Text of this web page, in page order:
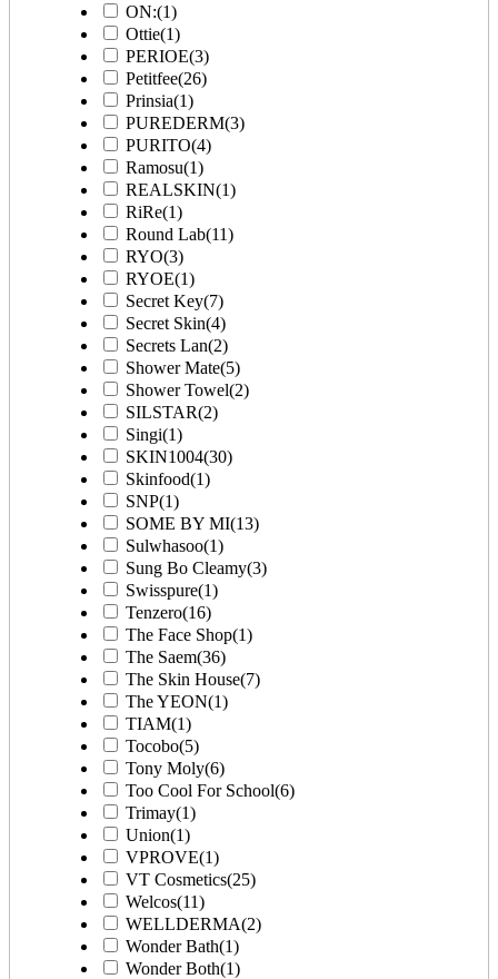
ON:(1)
Ottie(1)
PERIOE(3)
Petitfee(26)
Prinsia(1)
PUREDERM(3)
PURITO(4)
Ramosu(1)
REALSKIN(1)
RiRe(1)
Round Lab(11)
RYO(3)
RYOE(1)
Secret Key(7)
Secret Skin(4)
Secrets Lan(2)
Shower Mate(5)
Shower Towel(2)
SILSTAR(2)
Singi(1)
SKIN1004(30)
Skinfood(1)
SNP(1)
SOME BY MI(13)
Sulwhasoo(1)
Sung Bo Cleamy(3)
Swisspure(1)
Tenzero(16)
The Face Shop(1)
The Saem(36)
The Skin House(7)
The YEON(1)
TIAM(1)
Tocobo(5)
Tony Moly(6)
Too Cool For School(6)
Trimay(1)
Union(1)
VPROVE(1)
VT Cosmetics(25)
Welcos(11)
WELLDERMA(2)
Wonder Bath(1)
Wonder Both(1)